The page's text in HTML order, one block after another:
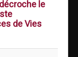
le
de Vies